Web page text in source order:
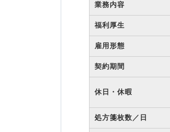
業務内容
福利厚生
雇用形態
契約期間
休日・休暇
処方箋枚数／日